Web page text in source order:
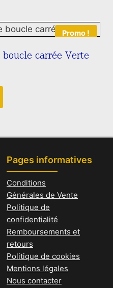
Promo !
carrée Verte
Pages informatives
Conditions
Générales de Vente
Politique de
confidentialité
Remboursements et
retours
Politique de cookies
Mentions légales
Nous contacter